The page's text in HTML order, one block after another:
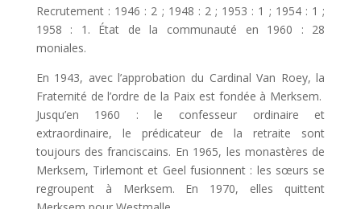
Recrutement : 1946 : 2 ; 1948 : 2 ; 1953 : 1 ; 1954 : 1 ;
1958 : 1. État de la communauté en 1960 : 28
moniales.
En 1943, avec l’approbation du Cardinal Van Roey, la
Fraternité de l’ordre de la Paix est fondée à Merksem.
Jusqu’en 1960 : le confesseur ordinaire et
extraordinaire, le prédicateur de la retraite sont
toujours des franciscains. En 1965, les monastères de
Merksem, Tirlemont et Geel fusionnent : les sœurs se
regroupent à Merksem. En 1970, elles quittent